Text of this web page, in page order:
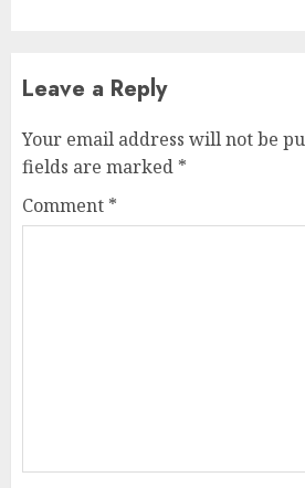
Leave a Reply
Your email address will not be
fields are marked *
Comment *